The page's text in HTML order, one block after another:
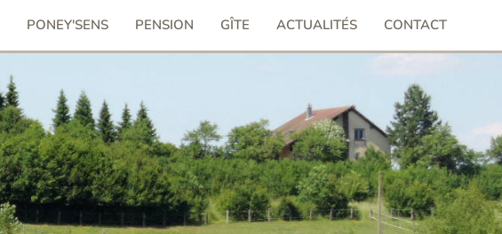
PONEY'SENS PENSION GÎTE ACTUALITÉS CONTACT